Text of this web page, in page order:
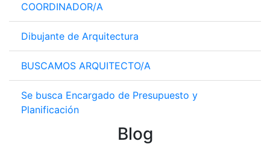
COORDINADOR/A
Dibujante de Arquitectura
BUSCAMOS ARQUITECTO/A
Se busca Encargado de Presupuesto y
Planificación
Blog